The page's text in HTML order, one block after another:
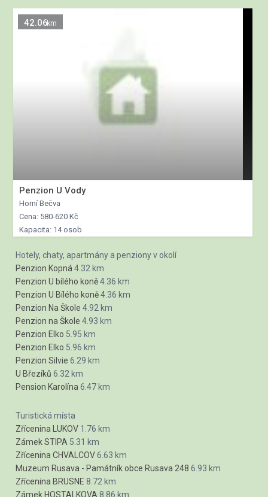
42.06km
Penzion U Vody
Horní Bečva
Cena: 580-620 Kč
Kapacita: 14 osob
Hotely, chaty, apartmány a penziony v okolí
Penzion Kopná 4.32 km
Penzion U bílého koně4.36 km
Penzion U Bílého koně4.36 km
Penzion Na Škole 4.92 km
Penzion na Škole 4.93 km
Penzion Elko 5.95 km
Penzion Elko 5.96 km
Penzion Silvie 6.29 km
U Březíků 6.32 km
Pension Karolína 6.47 km
Turistická místa
Zřícenina LUKOV 1.76 km
Zámek STIPA 5.31 km
Zřícenina CHVALCOV6.63 km
Muzeum Rusava - Památník obce Rusava 248 6.93 km
Zřícenina BRUSNE 8.72 km
Zámek HOSTALKOVA 8.86 km